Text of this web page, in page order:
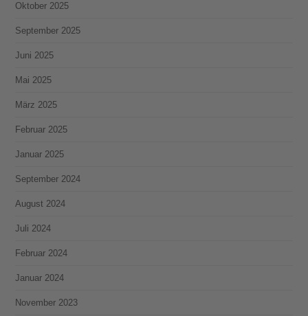
Oktober 2025
September 2025
Juni 2025
Mai 2025
März 2025
Februar 2025
Januar 2025
September 2024
August 2024
Juli 2024
Februar 2024
Januar 2024
November 2023